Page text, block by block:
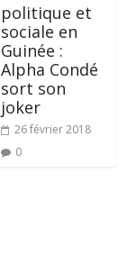
politique et
sociale en
Guinée :
Alpha Condé
sort son
joker
26 février 2018
0